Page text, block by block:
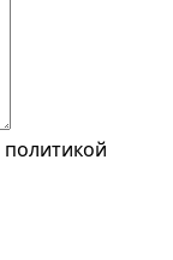
политикой